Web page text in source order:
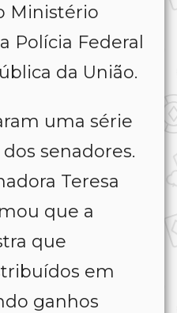
Ministério
Polícia Federal
da União.
uma série
senadores.
Teresa
que a
que
em
ganhos